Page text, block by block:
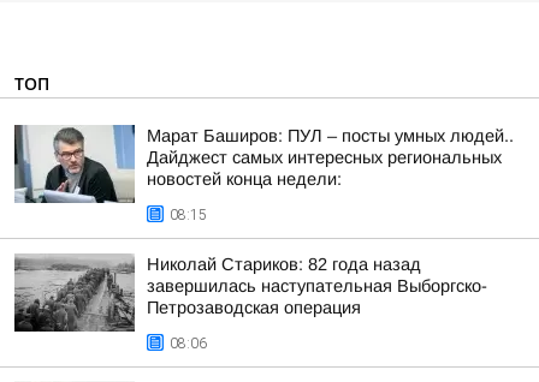
ТОП
Марат Баширов: ПУЛ – посты умных людей..
Дайджест самых интересных региональных
новостей конца недели:
08:15
Николай Стариков: 82 года назад
завершилась наступательная Выборгско-
Петрозаводская операция
08:06